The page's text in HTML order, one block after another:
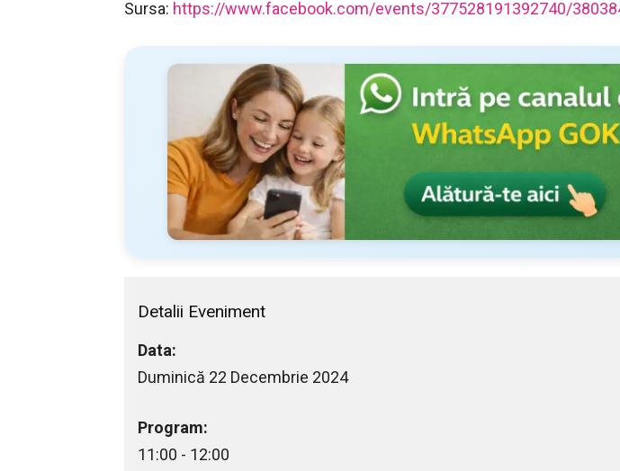
Sursa: https://www.facebook.com/events/377528191392740/
Detalii Eveniment
Data:
Duminică 22 Decembrie 2024
Program:
11:00 - 12:00